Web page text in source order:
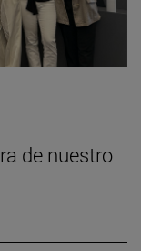
de nuestro